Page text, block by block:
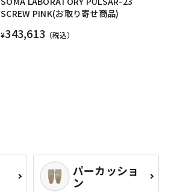
SCREW PINK(お取り寄せ商品)
¥343,613 （税込）
パーカッショ
ン